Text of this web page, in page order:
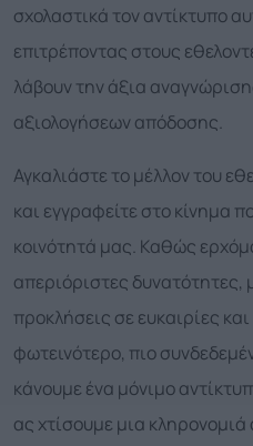
σχολαστικά τον αντίκτυπο
επιτρέποντας στους
λάβουν την άξια
αξιολογήσεων απόδοσης.
Αγκαλιάστε το μέλλον του
και εγγραφείτε στο κίνημα
κοινότητά μας. Καθώς
απεριόριστες δυνατότητες,
προκλήσεις σε ευκαιρίες
φωτεινότερο, πιο
κάνουμε ένα μόνιμο
ας χτίσουμε μια